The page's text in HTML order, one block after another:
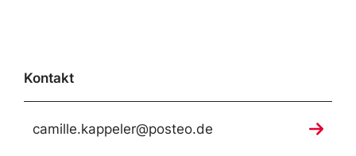
Kontakt
camille.kappeler@posteo.de